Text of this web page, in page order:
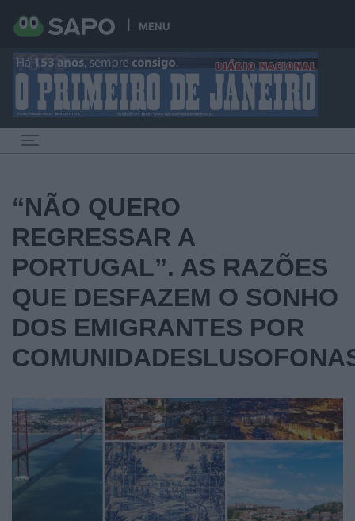
MENU
“NÃO QUERO
REGRESSAR A
PORTUGAL”. AS RAZÕES
QUE DESFAZEM O SONHO
DOS EMIGRANTES POR